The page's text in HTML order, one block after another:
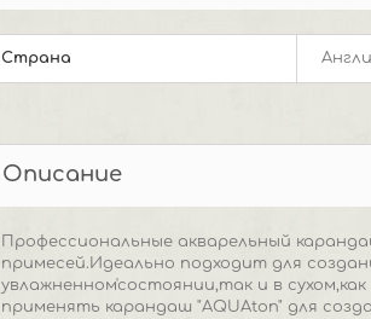
Страна
Описание
Профессиональные акварельный
примесей.Идеально подходит для
увлажненном'состоянии,так и в
применять карандаш "AQUAton" для